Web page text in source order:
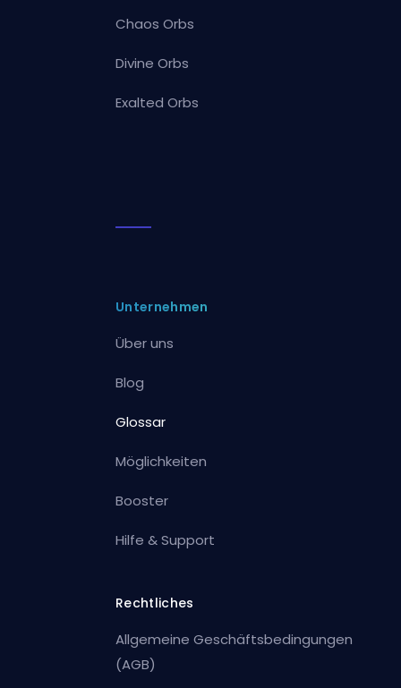
Chaos Orbs
Divine Orbs
Exalted Orbs
Unternehmen
Über uns
Blog
Glossar
Möglichkeiten
Booster
Hilfe & Support
Rechtliches
Allgemeine Geschäftsbedingungen
(AGB)